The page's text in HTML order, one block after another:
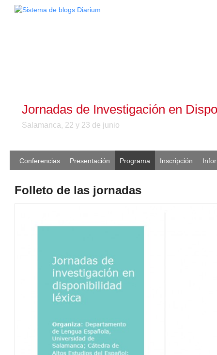
Jornadas de Investigación en
Salamanca, 22 y 23 de junio
Conferencias Presentación Programa Inscripción
Folleto de las jornadas